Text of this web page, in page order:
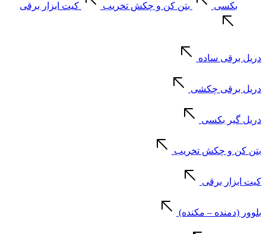
بکسی بتن کن و چکش تخریب کیت ابزار برقی
دریل برقی ساده
دریل برقی چکشی
دریل گیر بکسی
بتن کن و چکش تخریب
کیت ابزار برقی
بلوور (دمنده – مکنده)